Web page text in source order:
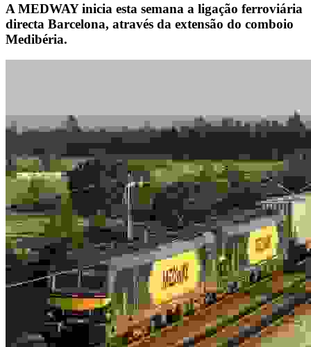
A MEDWAY inicia esta semana a ligação ferroviária
directa Barcelona, através da extensão do comboio
Medibéria.